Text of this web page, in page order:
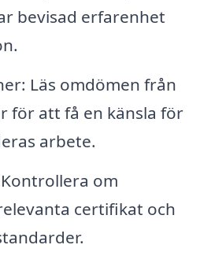
bevisad erfarenhet
Läs omdömen från
för att få en känsla för
arbete.
om
certifikat och